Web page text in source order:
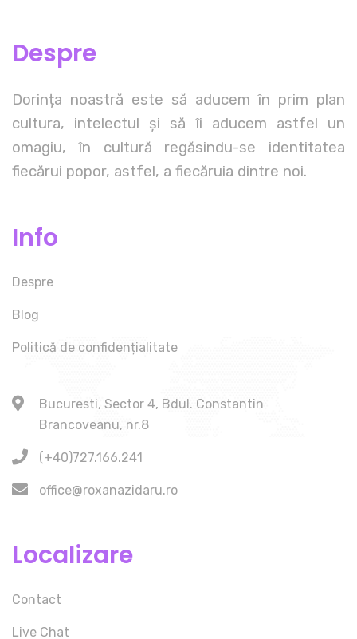
Despre
Dorința noastră este să aducem în prim plan
cultura, intelectul și să îi aducem astfel un
omagiu, în cultură regăsindu-se identitatea
fiecărui popor, astfel, a fiecăruia dintre noi.
Info
Despre
Blog
Politică de confidențialitate
Bucuresti, Sector 4, Bdul. Constantin
Brancoveanu, nr.8
(+40)727.166.241
office@roxanazidaru.ro
Localizare
Contact
Live Chat